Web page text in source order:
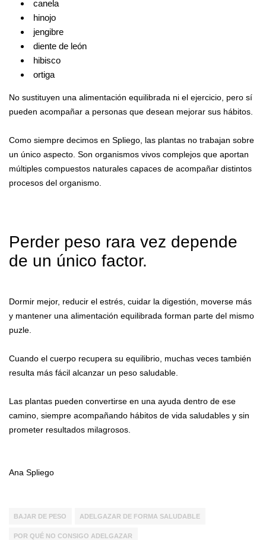
canela
hinojo
jengibre
diente de león
hibisco
ortiga
No sustituyen una alimentación equilibrada ni el ejercicio, pero sí
pueden acompañar a personas que desean mejorar sus hábitos.
Como siempre decimos en Spliego, las plantas no trabajan sobre
un único aspecto. Son organismos vivos complejos que aportan
múltiples compuestos naturales capaces de acompañar distintos
procesos del organismo.
Perder peso rara vez depende
de un único factor.
Dormir mejor, reducir el estrés, cuidar la digestión, moverse más
y mantener una alimentación equilibrada forman parte del mismo
puzle.
Cuando el cuerpo recupera su equilibrio, muchas veces también
resulta más fácil alcanzar un peso saludable.
Las plantas pueden convertirse en una ayuda dentro de ese
camino, siempre acompañando hábitos de vida saludables y sin
prometer resultados milagrosos.
Ana Spliego
BAJAR DE PESO ADELGAZAR DE FORMA SALUDABLE
POR QUÉ NO CONSIGO ADELGAZAR